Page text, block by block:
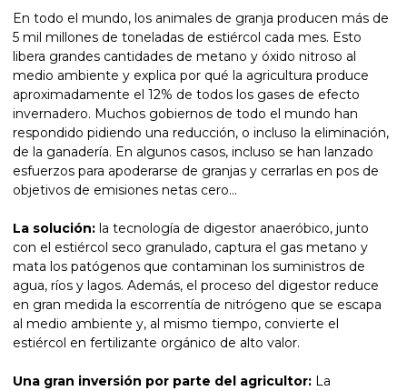
En todo el mundo, los animales de granja producen más de
5 mil millones de toneladas de estiércol cada mes. Esto
libera grandes cantidades de metano y óxido nitroso al
medio ambiente y explica por qué la agricultura produce
aproximadamente el 12% de todos los gases de efecto
invernadero. Muchos gobiernos de todo el mundo han
respondido pidiendo una reducción, o incluso la eliminación,
de la ganadería. En algunos casos, incluso se han lanzado
esfuerzos para apoderarse de granjas y cerrarlas en pos de
objetivos de emisiones netas cero...
La solución: la tecnología de digestor anaeróbico, junto
con el estiércol seco granulado, captura el gas metano y
mata los patógenos que contaminan los suministros de
agua, ríos y lagos. Además, el proceso del digestor reduce
en gran medida la escorrentía de nitrógeno que se escapa
al medio ambiente y, al mismo tiempo, convierte el
estiércol en fertilizante orgánico de alto valor.
Una gran inversión por parte del agricultor: La